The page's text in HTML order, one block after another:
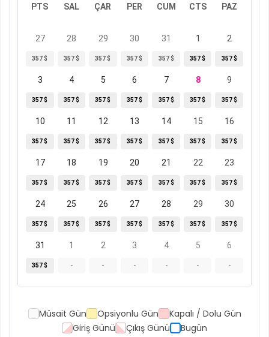
PTS SAL ÇAR PER CUM CTS PAZ
27
357 $
28
357 $
29
357 $
30
357 $
31
357 $
1
357 $
2
357 $
3
357 $
4
357 $
5
357 $
6
357 $
7
357 $
8
357 $
9
357 $
10
357 $
11
357 $
12
357 $
13
357 $
14
357 $
15
357 $
16
357 $
17
357 $
18
357 $
19
357 $
20
357 $
21
357 $
22
357 $
23
357 $
24
357 $
25
357 $
26
357 $
27
357 $
28
357 $
29
357 $
30
357 $
31
357 $
1
-
2
-
3
-
4
-
5
-
6
-
Müsait Gün Opsiyonlu Gün
Kapalı / Dolu Gün
Giriş Günü
Çıkış Günü Bugün